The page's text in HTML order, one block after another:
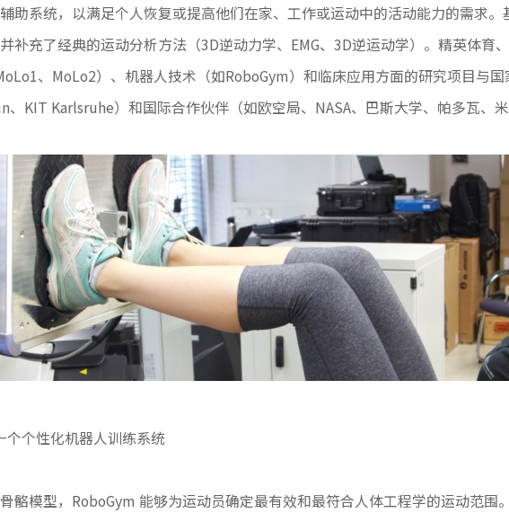
助系统，以满足个人恢复或提高他们在家、工作或运动中的活动能力的需求
补充了经典的运动分析方法（3D逆动力学、EMG、3D逆运动学）。精英体育
、MoLo2）、机器人技术（如RoboGym）和临床应用方面的研究项目与国
KIT Karlsruhe）和国际合作伙伴（如欧空局、NASA、巴斯大学、帕多瓦、
个个性化机器人训练系统
骼模型，RoboGym 能够为运动员确定最有效和最符合人体工程学的运动范围